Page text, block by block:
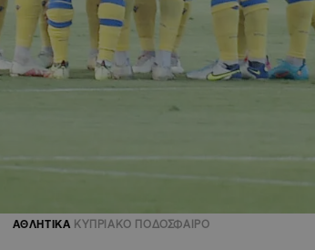
ΑΘΛΗΤΙΚΑ ΚΥΠΡΙΑΚΟ ΠΟΔΟΣΦΑΙΡΟ